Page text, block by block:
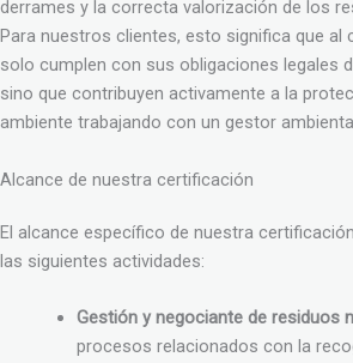
derrames y la correcta valorización de los
Para nuestros clientes, esto significa que al
solo cumplen con sus obligaciones legales
sino que contribuyen activamente a la
ambiente trabajando con un gestor
Alcance de nuestra certificación
El alcance específico de nuestra
las siguientes actividades:
Gestión y negociante de residuos
procesos relacionados con la